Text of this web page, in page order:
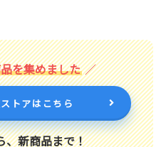
を集めました
トアはこちら
、新商品まで！